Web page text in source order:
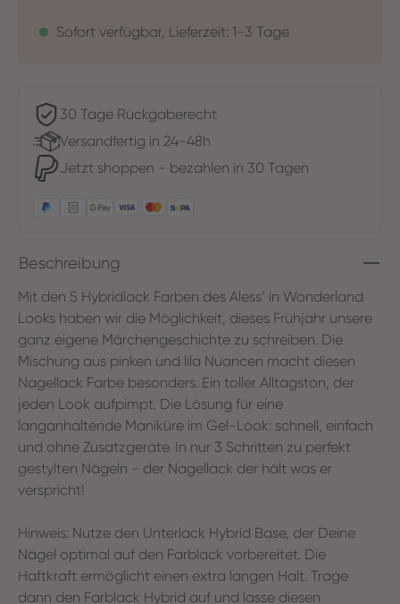
Sofort verfügbar, Lieferzeit: 1-3 Tage
30 Tage Rückgaberecht
Versandfertig in 24-48h
Jetzt shoppen - bezahlen in 30 Tagen
Beschreibung
Mit den 5 Hybridlack Farben des Aless‘ in Wonderland
Looks haben wir die Möglichkeit, dieses Frühjahr unsere
ganz eigene Märchengeschichte zu schreiben. Die
Mischung aus pinken und lila Nuancen macht diesen
Nagellack Farbe besonders. Ein toller Alltagston, der
jeden Look aufpimpt. Die Lösung für eine
langanhaltende Maniküre im Gel-Look: schnell, einfach
und ohne Zusatzgeräte. In nur 3 Schritten zu perfekt
gestylten Nägeln - der Nagellack der hält was er
verspricht!
Hinweis: Nutze den Unterlack Hybrid Base, der Deine
Nägel optimal auf den Farblack vorbereitet. Die
Haftkraft ermöglicht einen extra langen Halt. Trage
dann den Farblack Hybrid auf und lasse diesen